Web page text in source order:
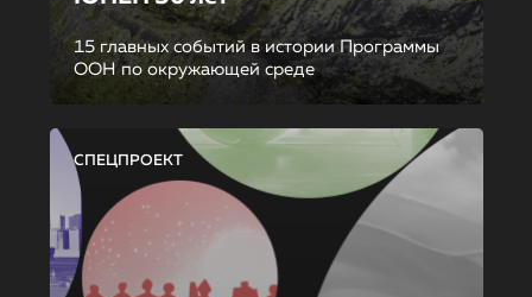
15 главных событий в истории Программы
ООН по окружающей среде
СПЕЦПРОЕКТ